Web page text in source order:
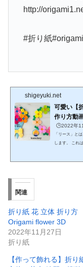
http://
#折り紙
shigeyuki.net
可愛い【
作り方動
🕒️2022年
「リース」と
します。 これ
関連
折り紙 花 立体 折り方
Origami flower 3D
2022年11月27日
折り紙
【作って飾れる】折